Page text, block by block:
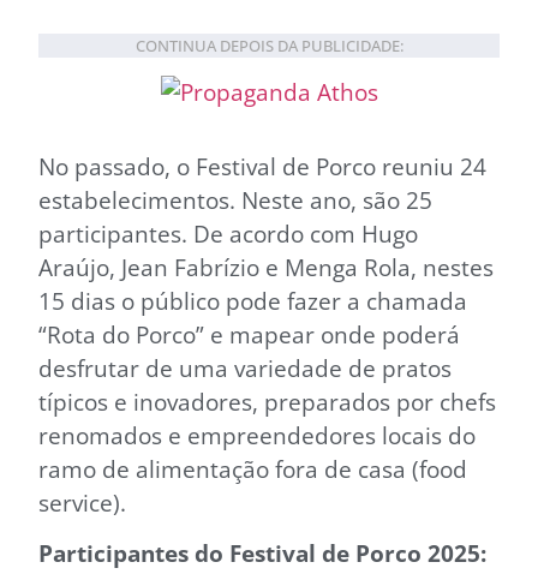
CONTINUA DEPOIS DA PUBLICIDADE:
No passado, o Festival de Porco reuniu 24
estabelecimentos. Neste ano, são 25
participantes. De acordo com Hugo
Araújo, Jean Fabrízio e Menga Rola, nestes
15 dias o público pode fazer a chamada
“Rota do Porco” e mapear onde poderá
desfrutar de uma variedade de pratos
típicos e inovadores, preparados por chefs
renomados e empreendedores locais do
ramo de alimentação fora de casa (food
service).
Participantes do Festival de Porco 2025: